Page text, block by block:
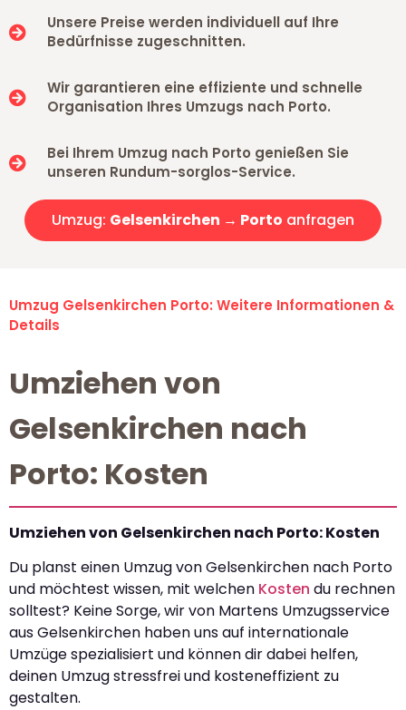
Unsere Preise werden individuell auf Ihre
Bedürfnisse zugeschnitten.
Wir garantieren eine effiziente und schnelle
Organisation Ihres Umzugs nach Porto.
Bei Ihrem Umzug nach Porto genießen Sie
unseren Rundum-sorglos-Service.
Umzug: Gelsenkirchen → Porto anfragen
Umzug Gelsenkirchen Porto: Weitere Informationen &
Details
Umziehen von
Gelsenkirchen nach
Porto: Kosten
Umziehen von Gelsenkirchen nach Porto: Kosten
Du planst einen Umzug von Gelsenkirchen nach Porto
und möchtest wissen, mit welchen Kosten du rechnen
solltest? Keine Sorge, wir von Martens Umzugsservice
aus Gelsenkirchen haben uns auf internationale
Umzüge spezialisiert und können dir dabei helfen,
deinen Umzug stressfrei und kosteneffizient zu
gestalten.